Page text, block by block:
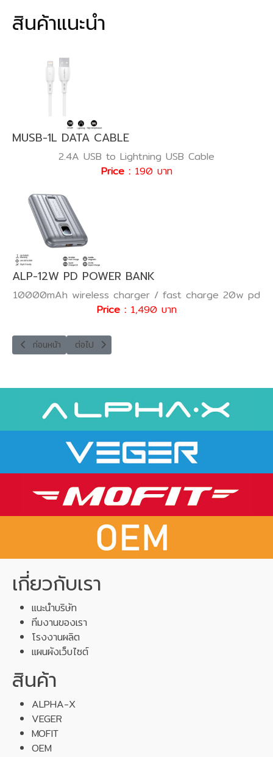
สินค้าแนะนำ
MUSB-1L DATA CABLE
2.4A USB to Lightning USB Cable
Price : 190 บาท
ALP-12W PD POWER BANK
10000mAh wireless charger / fast charge 20w pd
Price : 1,490 บาท
เนื้อหาก่อนหน้า: ALP05-C 02PD POWER BANK
ก่อนหน้า เนื้อหาถัดไป: ALP10-C 07PD POWER BANK
ต่อไป
เกี่ยวกับเรา
แนะนำบริษัท
ทีมงานของเรา
โรงงานผลิต
แผนผังเว็บไซต์
สินค้า
ALPHA-X
VEGER
MOFIT
OEM